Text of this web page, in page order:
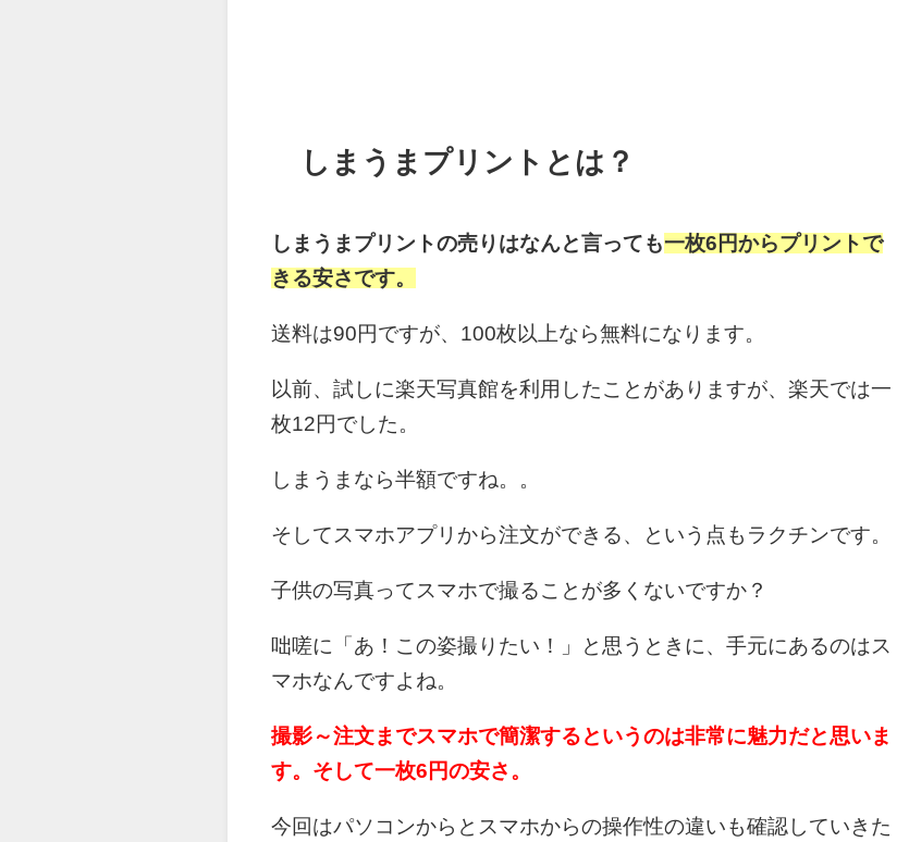
しまうまプリントとは？
しまうまプリントの売りはなんと言っても一枚6円からプリントで
きる安さです。
送料は90円ですが、100枚以上なら無料になります。
以前、試しに楽天写真館を利用したことがありますが、楽天では一
枚12円でした。
しまうまなら半額ですね。。
そしてスマホアプリから注文ができる、という点もラクチンです。
子供の写真ってスマホで撮ることが多くないですか？
咄嗟に「あ！この姿撮りたい！」と思うときに、手元にあるのはス
マホなんですよね。
撮影～注文までスマホで簡潔するというのは非常に魅力だと思いま
す。そして一枚6円の安さ。
今回はパソコンからとスマホからの操作性の違いも確認していきた